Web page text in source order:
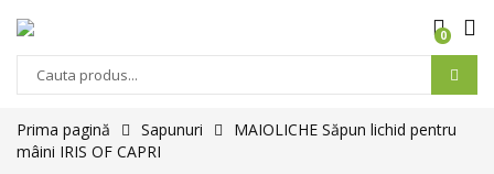
0
Prima pagină Sapunuri
MAIOLICHE Săpun lichid pentru
mâini IRIS OF CAPRI